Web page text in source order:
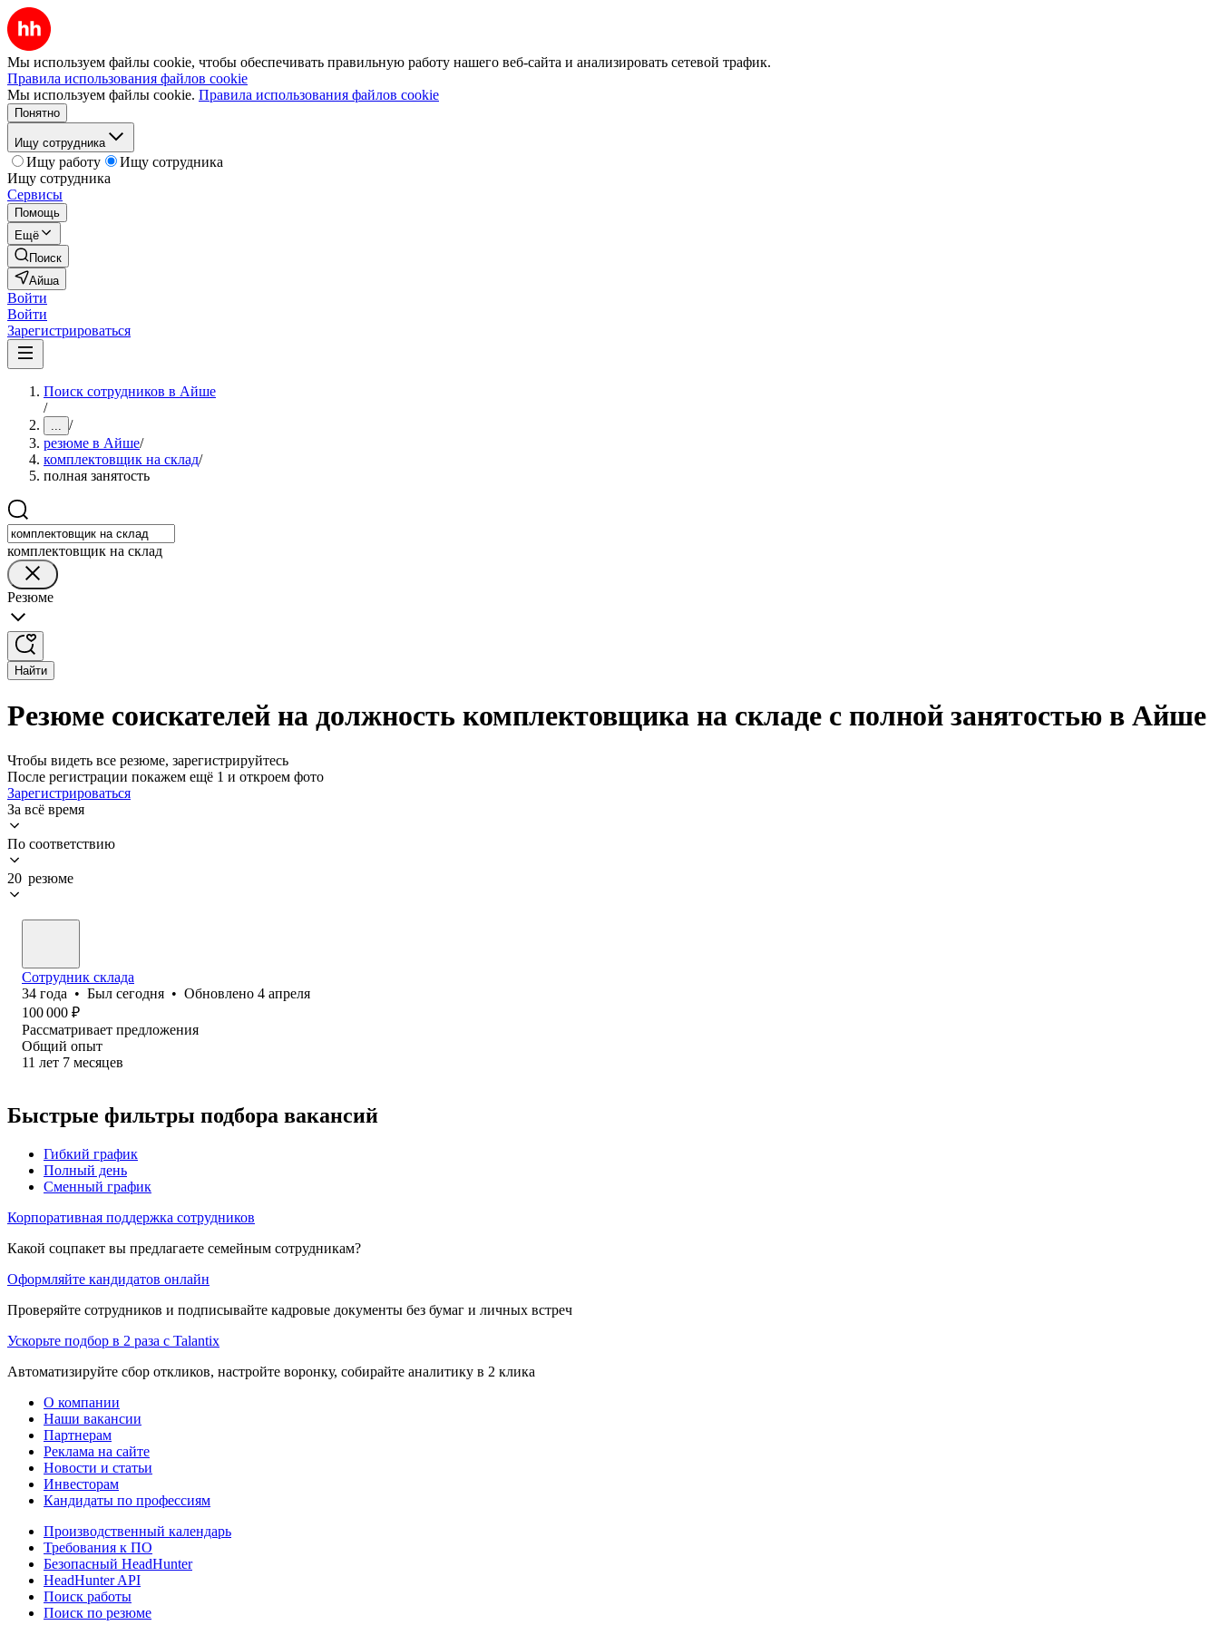
Мы используем файлы cookie, чтобы обеспечивать правильную работу нашего веб-сайта и анализировать сетевой трафик.
Правила использования файлов cookie
Мы используем файлы cookie. Правила использования файлов cookie
Понятно
Ищу сотрудника
Ищу работу
Ищу сотрудника
Ищу сотрудника
Сервисы
Помощь
Ещё
Поиск
Айша
Войти
Войти
Зарегистрироваться
Поиск сотрудников в Айше
/
... /
резюме в Айше/
комплектовщик на склад/
полная занятость
комплектовщик на склад
Резюме
Найти
Резюме соискателей на должность комплектовщика на складе с полной занятостью в Айше
Чтобы видеть все резюме, зарегистрируйтесь
После регистрации покажем ещё 1 и откроем фото
Зарегистрироваться
За всё время
По соответствию
20 резюме
Сотрудник склада
34 года • Был сегодня • Обновлено 4 апреля
100 000 ₽
Рассматривает предложения
Общий опыт
11 лет 7 месяцев
Быстрые фильтры подбора вакансий
Гибкий график
Полный день
Сменный график
Корпоративная поддержка сотрудников
Какой соцпакет вы предлагаете семейным сотрудникам?
Оформляйте кандидатов онлайн
Проверяйте сотрудников и подписывайте кадровые документы без бумаг и личных встреч
Ускорьте подбор в 2 раза с Talantix
Автоматизируйте сбор откликов, настройте воронку, собирайте аналитику в 2 клика
О компании
Наши вакансии
Партнерам
Реклама на сайте
Новости и статьи
Инвесторам
Кандидаты по профессиям
Производственный календарь
Требования к ПО
Безопасный HeadHunter
HeadHunter API
Поиск работы
Поиск по резюме